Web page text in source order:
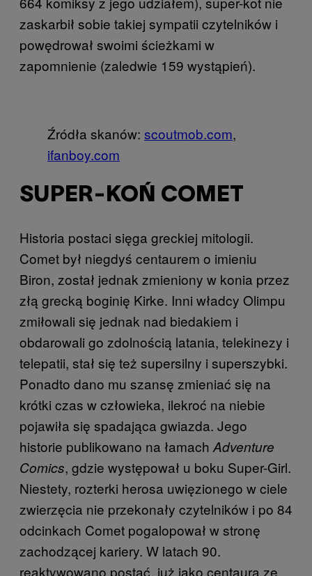
zaskarbił sobie takiej sympatii czytelników i
powędrował swoimi ścieżkami w
zapomnienie (zaledwie 159 wystąpień).
Źródła skanów: scoutmob.com,
ifanboy.com
SUPER-KOŃ COMET
Historia postaci sięga greckiej mitologii.
Comet był niegdyś centaurem o imieniu
Biron, został jednak zmieniony w konia przez
złą grecką boginię Kirke. Inni władcy Olimpu
zmiłowali się jednak nad biedakiem i
obdarowali go zdolnością latania, telekinezy i
telepatii, stał się też supersilny i superszybki.
Ponadto dano mu szansę zmieniać się na
krótki czas w człowieka, ilekroć na niebie
pojawiła się spadająca gwiazda. Jego
historie publikowano na łamach Adventure
Comics, gdzie występował u boku Super-Girl.
Niestety, rozterki herosa uwięzionego w ciele
zwierzęcia nie przekonały czytelników i po 84
odcinkach Comet pogalopował w stronę
zachodzącej kariery. W latach 90.
reaktywowano postać, już jako centaura ze